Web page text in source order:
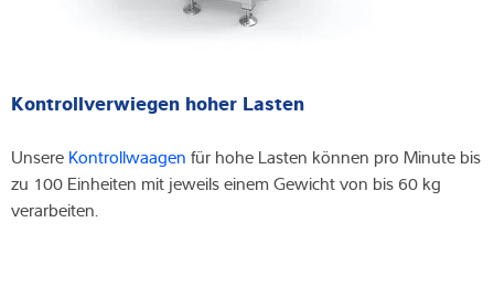
Kontrollverwiegen hoher Lasten
Unsere Kontrollwaagen für hohe Lasten können pro Minute bis
zu 100 Einheiten mit jeweils einem Gewicht von bis 60 kg
verarbeiten.